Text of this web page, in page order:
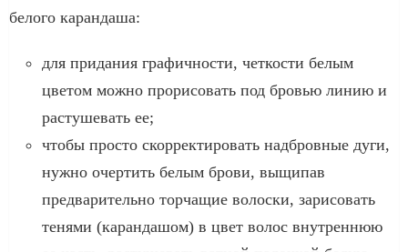
белого карандаша:
для придания графичности, четкости белым
цветом можно прорисовать под бровью линию и
растушевать ее;
чтобы просто скорректировать надбровные дуги,
нужно очертить белым брови, выщипав
предварительно торчащие волоски, зарисовать
тенями (карандашом) в цвет волос внутреннюю